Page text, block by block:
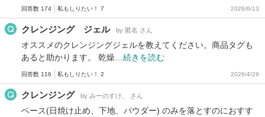
回答数 174 私もしりたい！ 7 2026/6/13
クレンジング ジェル by 匿名 さん
オススメのクレンジングジェルを教えてください。商品タグも
あると助かります。 乾燥… 続きを読む
回答数 116 私もしりたい！ 2 2026/4/29
クレンジング by みーのすけ。 さん
ベース(日焼け止め、下地、パウダー) のみを落とすのにおすす